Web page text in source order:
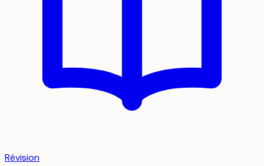
Révision